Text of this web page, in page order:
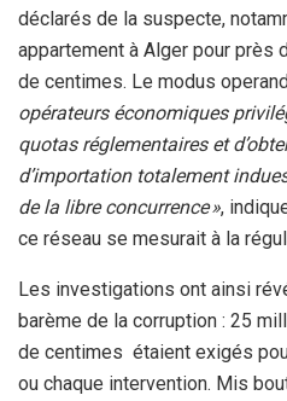
déclarés de la suspecte,
appartement à Alger pour près
de centimes. Le modus
opérateurs économiques
quotas réglementaires et
d’importation totalement
de la libre concurrence »,
ce réseau se mesurait à la
Les investigations ont ainsi
barème de la corruption : 25
de centimes étaient exigés
ou chaque intervention. Mis